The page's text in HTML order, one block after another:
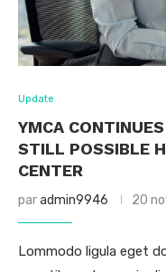
Update
YMCA
STILL POSSIBLE
CENTER
paradmin9946 20
Lommodo ligula eget